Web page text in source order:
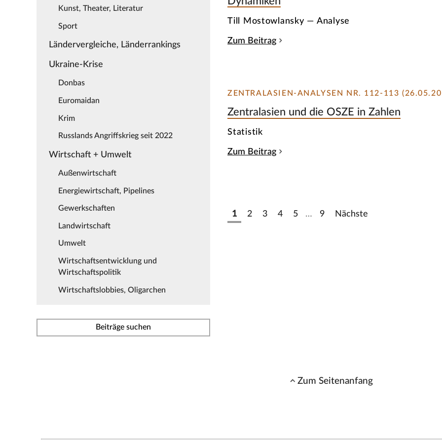
Kunst, Theater, Literatur
Sport
Ländervergleiche, Länderrankings
Ukraine-Krise
Donbas
Euromaidan
Krim
Russlands Angriffskrieg seit 2022
Wirtschaft + Umwelt
Außenwirtschaft
Energiewirtschaft, Pipelines
Gewerkschaften
Landwirtschaft
Umwelt
Wirtschaftsentwicklung und
Wirtschaftspolitik
Wirtschaftslobbies, Oligarchen
Beiträge suchen
Till Mostowlansky — Analyse
Zum Beitrag
ZENTRALASIEN-ANALYSEN NR. 112-113
Zentralasien und die OSZE in Zahlen
Statistik
Zum Beitrag
1 2 3 4 5 … 9 Nächste
Zum Seitenanfang